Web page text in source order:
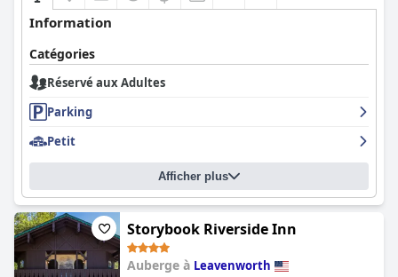
Information
Catégories
Réservé aux Adultes
Parking
Petit
Afficher plus
Storybook Riverside Inn
Auberge à Leavenworth